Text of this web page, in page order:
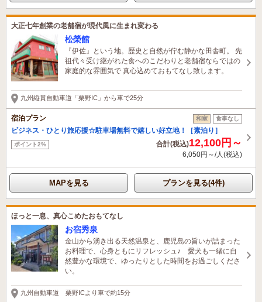
大正七年創業の老舗宿が現代風に生まれ変わる
松榮館
『伊佐』という地。歴史と自然が佇む静かな田舎町。 先
祖代々受け継がれた食へのこだわりと老舗宿ならではの
家庭的な雰囲気で 真心込めておもてなし致します。
九州縦貫自動車道「栗野IC」から車で25分
宿泊プラン 和室 食事なし
ビジネス・ひとり旅応援☆駐車場無料で嬉しい好立地！［素泊り］
ポイント2% 合計(税込)12,100円～
6,050円～/人(税込)
MAPを見る プランを見る(4件)
ほっと一息、真心こめたおもてなし
お宿秀泉
金山から湧き出る天然温泉と、鹿児島の旨いが詰まった
お料理で、心身ともにリフレッシュ♪ 愛犬も一緒に自
然豊かな環境で、ゆったりとした時間をお過ごしくださ
い。
九州自動車道 栗野ICより車で約15分